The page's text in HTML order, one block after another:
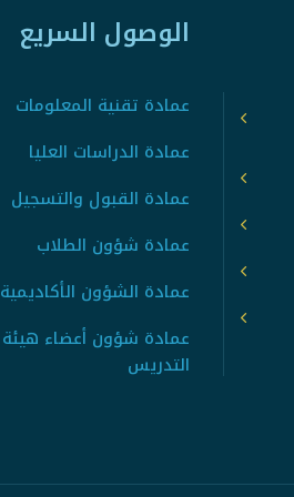
الوصول السريع
عمادة تقنية المعلومات
عمادة الدراسات العليا
عمادة القبول والتسجيل
عمادة شؤون الطلاب
عمادة الشؤون الأكاديمية
عمادة شؤون أعضاء هيئة
التدريس